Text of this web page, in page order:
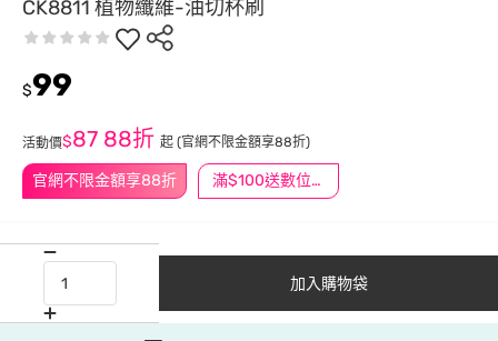
CK8811 植物纖維-油切杯刷
官網不限金額享88折 滿$100送數位印花
$99
活動價$87 88折 起 (官網不限金額享88折)
加入購物袋